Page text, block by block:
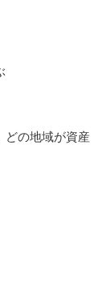
どの地域が資産